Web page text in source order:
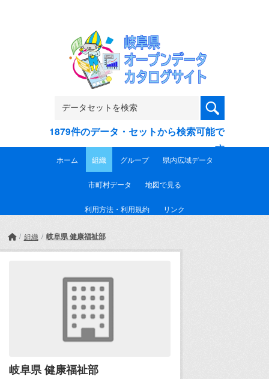
1879件のデータ・セットから検索可能で
す
ホーム 組織 グループ 県内広域データ
市町村データ 地図で見る
利用方法・利用規約 リンク
組織 岐阜県 健康福祉部
岐阜県 健康福祉部